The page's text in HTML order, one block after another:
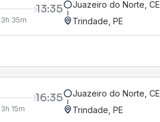
13:35
3h 35m
Juazeiro do Norte, CE
Trindade, PE
16:35
3h 15m
Juazeiro do Norte, CE
Trindade, PE